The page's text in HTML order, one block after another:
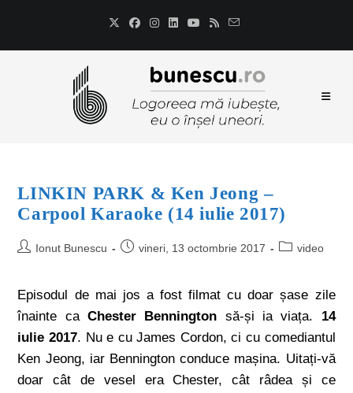
LINKIN PARK & Ken Jeong –
Carpool Karaoke (14 iulie 2017)
Ionut Bunescu vineri, 13 octombrie 2017 video
Episodul de mai jos a fost filmat cu doar șase zile
înainte caChester Bennington să-și ia viața. 14
iulie 2017. Nu e cu James Cordon, ci cu comediantul
Ken Jeong, iar Bennington conduce mașina. Uitați-vă
doar cât de vesel era Chester, cât râdea și ce